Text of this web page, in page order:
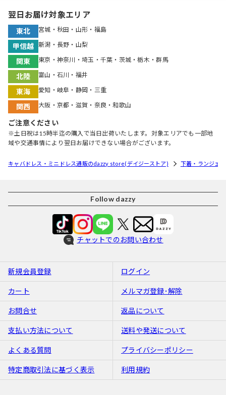
翌日お届け対象エリア
東北 宮城・秋田・山形・福島
甲信越 新潟・長野・山梨
関東 東京・神奈川・埼玉・千葉・茨城・栃木・群馬
北陸 富山・石川・福井
東海 愛知・岐阜・静岡・三重
関西 大阪・京都・滋賀・奈良・和歌山
ご注意ください
※土日祝は15時半迄の購入で当日出荷いたします。対象エリアでも一部地
域や交通事情により翌日お届けできない場合がございます。
キャバドレス・ミニドレス通販のdazzy store(デイジーストア) 下着・ランジェ
Follow dazzy
チャットでのお問い合わせ
新規会員登録 ログイン
カート メルマガ登録･解除
お問合せ 返品について
支払い方法について 送料や発送について
よくある質問 プライバシーポリシー
特定商取引法に基づく表示 利用規約